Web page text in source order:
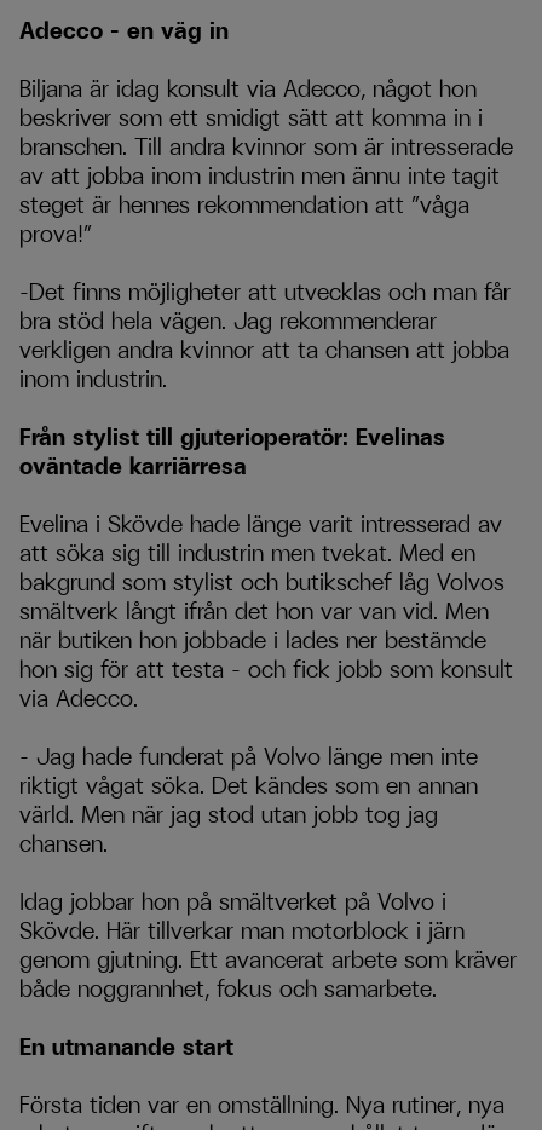
Adecco – en väg in
Biljana är idag konsult via Adecco, något hon
beskriver som ett smidigt sätt att komma in i
branschen. Till andra kvinnor som är intresserade
av att jobba inom industrin men ännu inte tagit
steget är hennes rekommendation att ”våga
prova!”
–Det finns möjligheter att utvecklas och man får
bra stöd hela vägen. Jag rekommenderar
verkligen andra kvinnor att ta chansen att jobba
inom industrin.
Från stylist till gjuterioperatör: Evelinas
oväntade karriärresa
Evelina i Skövde hade länge varit intresserad av
att söka sig till industrin men tvekat. Med en
bakgrund som stylist och butikschef låg Volvos
smältverk långt ifrån det hon var van vid. Men
när butiken hon jobbade i lades ner bestämde
hon sig för att testa – och fick jobb som konsult
via Adecco.
– Jag hade funderat på Volvo länge men inte
riktigt vågat söka. Det kändes som en annan
värld. Men när jag stod utan jobb tog jag
chansen.
Idag jobbar hon på smältverket på Volvo i
Skövde. Här tillverkar man motorblock i järn
genom gjutning. Ett avancerat arbete som kräver
både noggrannhet, fokus och samarbete.
En utmanande start
Första tiden var en omställning. Nya rutiner, nya